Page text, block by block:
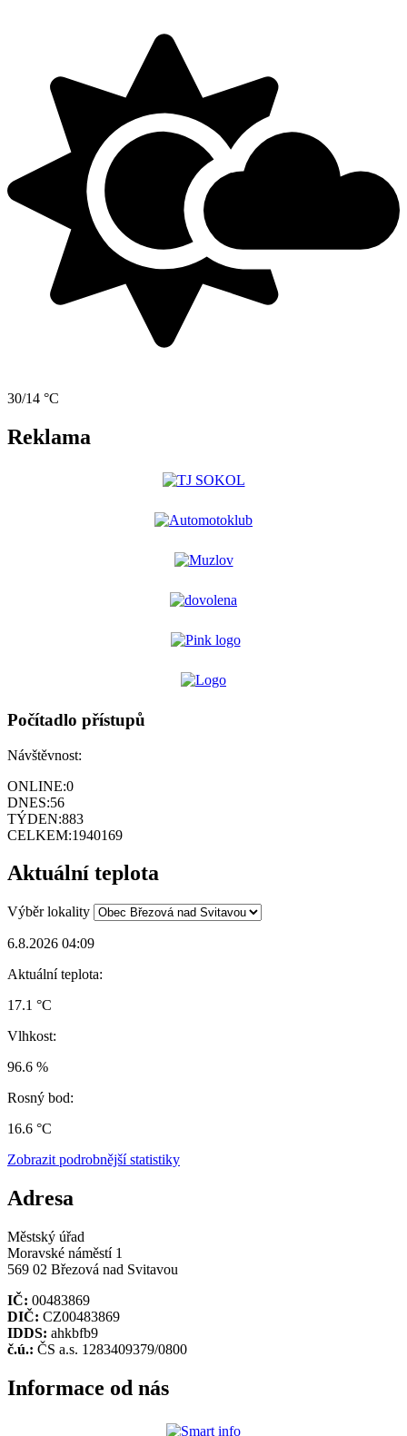
30/14 °C
Reklama
Počítadlo přístupů
Návštěvnost:
ONLINE:0
DNES:56
TÝDEN:883
CELKEM:1940169
Aktuální teplota
Výběr lokality
6.8.2026 04:09
Aktuální teplota:
17.1 °C
Vlhkost:
96.6 %
Rosný bod:
16.6 °C
Zobrazit podrobnější statistiky
Adresa
Městský úřad
Moravské náměstí 1
569 02 Březová nad Svitavou
IČ: 00483869
DIČ: CZ00483869
IDDS: ahkbfb9
č.ú.: ČS a.s. 1283409379/0800
Informace od nás